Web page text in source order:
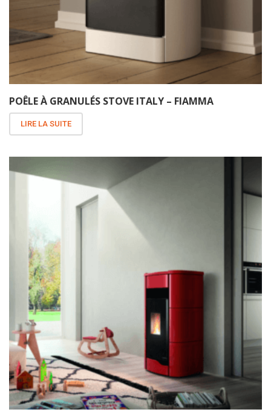
POÊLE À GRANULÉS STOVE ITALY – FIAMMA
LIRE LA SUITE